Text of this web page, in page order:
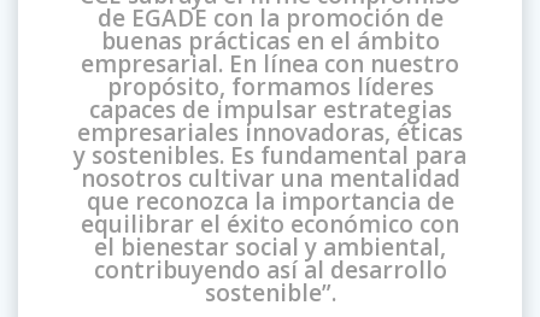
de EGADE con la promoción de
buenas prácticas en el ámbito
empresarial. En línea con nuestro
propósito, formamos líderes
capaces de impulsar estrategias
empresariales innovadoras, éticas
y sostenibles. Es fundamental para
nosotros cultivar una mentalidad
que reconozca la importancia de
equilibrar el éxito económico con
el bienestar social y ambiental,
contribuyendo así al desarrollo
sostenible”.